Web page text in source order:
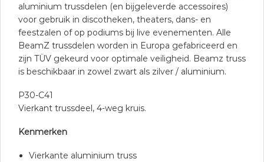
aluminium trussdelen (en bijgeleverde accessoires)
voor gebruik in discotheken, theaters, dans- en
feestzalen of op podiums bij live evenementen. Alle
BeamZ trussdelen worden in Europa gefabriceerd en
zijn TÜV gekeurd voor optimale veiligheid. Beamz truss
is beschikbaar in zowel zwart als zilver / aluminium.
P30-C41
Vierkant trussdeel, 4-weg kruis.
Kenmerken
Vierkante aluminium truss